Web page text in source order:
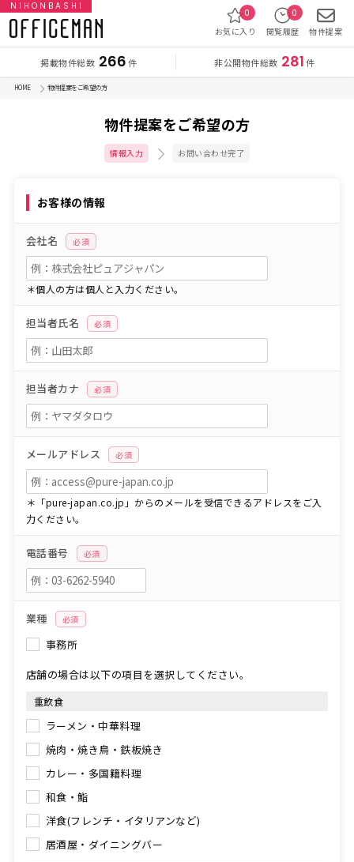
NIHONBASHI
掲載物件総数 266件 非公開物件総数 281 件
お気に入り
0
閲覧履歴
0
物件提案
HOME 物件提案をご希望の方
物件提案をご希望の方
情報入力 お問い合わせ完了
お客様の情報
会社名 必須
＊個人の方は個人と入力ください。
担当者氏名 必須
担当者カナ 必須
メールアドレス 必須
＊「pure-japan.co.jp」からのメールを受信できるアドレスをご入
力ください。
電話番号 必須
業種 必須
事務所
店舗の場合は以下の項目を選択してください。
重飲食
ラーメン・中華料理
焼肉・焼き鳥・鉄板焼き
カレー・多国籍料理
和食・鮨
洋食(フレンチ・イタリアンなど)
居酒屋・ダイニングバー